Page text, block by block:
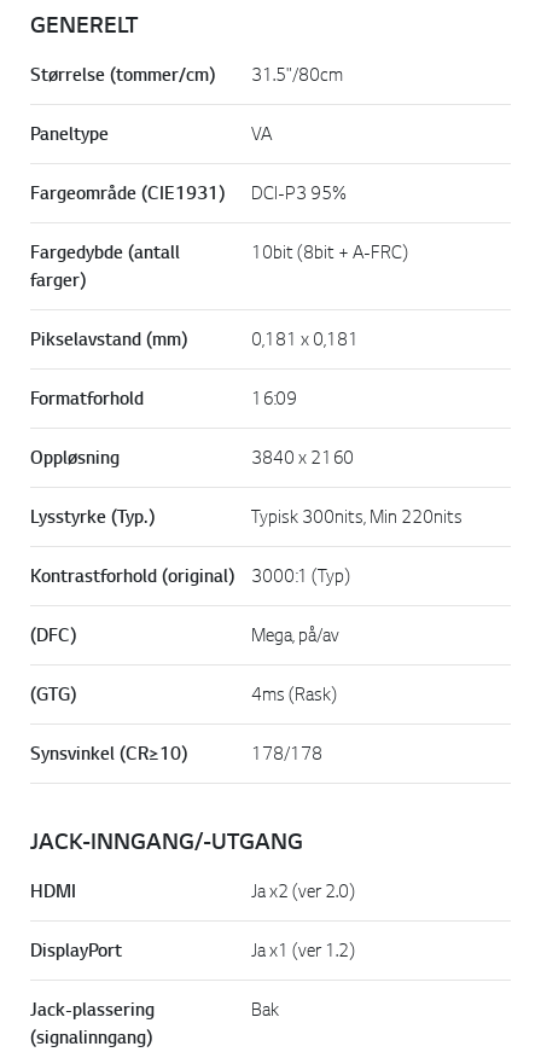
GENERELT
Størrelse (tommer/cm) 31.5"/80cm
Paneltype VA
Fargeområde (CIE1931) DCI-P3 95%
Fargedybde (antall
farger)
10bit (8bit + A-FRC)
Pikselavstand (mm) 0,181 x 0,181
Formatforhold 16:09
Oppløsning 3840 x 2160
Lysstyrke (Typ.) Typisk 300nits, Min 220nits
Kontrastforhold (original) 3000:1 (Typ)
(DFC) Mega, på/av
(GTG) 4ms (Rask)
Synsvinkel (CR≥10) 178/178
JACK-INNGANG/-UTGANG
HDMI Ja x2 (ver 2.0)
DisplayPort Ja x1 (ver 1.2)
Jack-plassering
(signalinngang)
Bak